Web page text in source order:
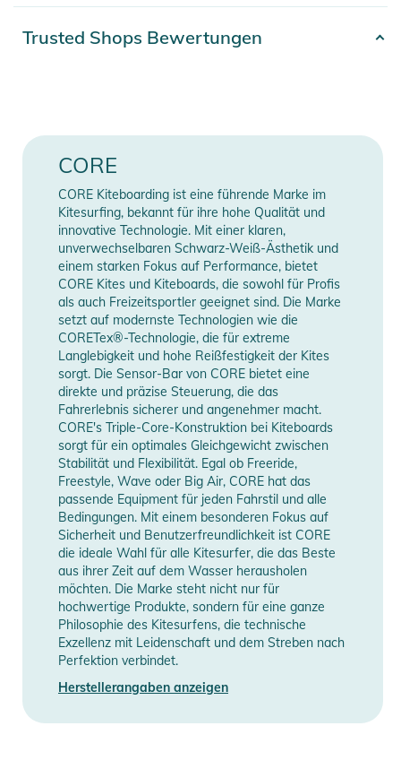
Kraftentfaltung um. Das macht das Freeriden so spielerisch
Kiteloops oder versuche dich an Doubles mit seinem
hat der Nexus 4 beim Driften erheblich dazu gewonnen und
ermöglicht dir den endlosen Down-the-Line-Surf. Entdecke
Nexus über den CORE Intelligent Trim je nach Disziplin gezielt
ausrichten kannst.
Steck dir neue Ziele. Schreib ein neues Kapitel. Entdecke dich
Features:
- EXOTEX® 2 ULTRA RIGID DACRON: ultra-robuste Leading
- CORETEX® 2 TRIPLE RIPSTOP CANOPY: dreifach gegen
Risse geschütztes Flugtuch
- EXOTEX® LIGHT STRUTS: leichter und drehfreudiger
- 3 STRUT LIGHT FRAME: extra-präzise Drehfreude, geringes
Gewicht
- FUTURE-C SHAPE: direktes und präzises Fluggefühl
- RADICAL REACTION TIPS: schnelle und direkte Umsetzung
von Steuerbefehlen
- SURF PROFILE: herausragende Balance im Drift
- CIT MODES: Flugcharakter, Barkräfte und Reaktivität
individuell einstellbar
- INSTANT RELAUNCH: müheloser Wasserstart
- SENSOR BAR SYSTEM: optimale Abstimmung von Kite und
Barsystem
Manufacturer
Information
Herstellerangaben
anzeigen
Trusted Shops Bewertungen
CORE
CORE Kiteboarding ist eine führende Marke im
Kitesurfing, bekannt für ihre hohe Qualität und
innovative Technologie. Mit einer klaren,
unverwechselbaren Schwarz-Weiß-Ästhetik und
einem starken Fokus auf Performance, bietet
CORE Kites und Kiteboards, die sowohl für Profis
als auch Freizeitsportler geeignet sind. Die Marke
setzt auf modernste Technologien wie die
CORETex®-Technologie, die für extreme
Langlebigkeit und hohe Reißfestigkeit der Kites
sorgt. Die Sensor-Bar von CORE bietet eine
direkte und präzise Steuerung, die das
Fahrerlebnis sicherer und angenehmer macht.
CORE's Triple-Core-Konstruktion bei Kiteboards
sorgt für ein optimales Gleichgewicht zwischen
Stabilität und Flexibilität. Egal ob Freeride,
Freestyle, Wave oder Big Air, CORE hat das
passende Equipment für jeden Fahrstil und alle
Bedingungen. Mit einem besonderen Fokus auf
Sicherheit und Benutzerfreundlichkeit ist CORE
die ideale Wahl für alle Kitesurfer, die das Beste
aus ihrer Zeit auf dem Wasser herausholen
möchten. Die Marke steht nicht nur für
hochwertige Produkte, sondern für eine ganze
Philosophie des Kitesurfens, die technische
Exzellenz mit Leidenschaft und dem Streben nach
Perfektion verbindet.
Herstellerangaben anzeigen